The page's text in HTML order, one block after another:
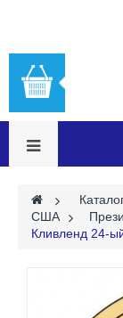
>
США
>
Кливленд 24-